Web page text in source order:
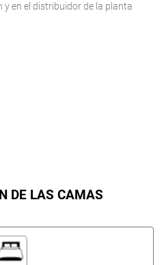
y en el distribuidor de la planta
DE LAS CAMAS